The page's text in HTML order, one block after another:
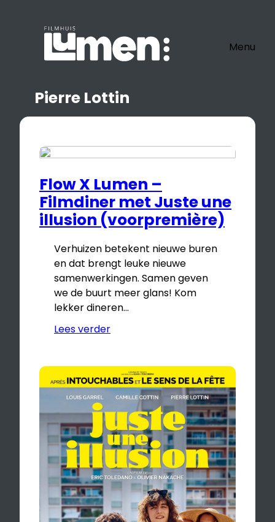
Menu
Pierre Lottin
Flow X Lumen –
Filmdiner met Juste une
illusion (voorpremière)
Verhuizen betekent nieuwe buren
en dat brengt leuke nieuwe
samenwerkingen. Samen geven
we de buurt meer glans! Kom
lekker dineren…
Lees verder